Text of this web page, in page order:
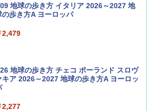
ィズニーファン ２０２６年 ９月号 [雑
] (ＤＩＳＮＥＹ ＦＡＮ)
713
と溪谷 2026年8月号「南アルプス大全」
地球の歩き方 イタリア 2026～2027 地
の歩き方A ヨーロッパ
2,479
地球の歩き方 チェコ ポーランド スロヴ
キア 2026～2027 地球の歩き方A ヨーロッ
2,277